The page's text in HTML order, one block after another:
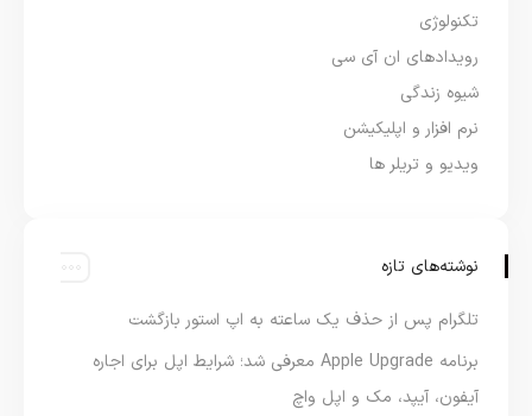
تکنولوژی
رویدادهای ان آی سی
شیوه زندگی
نرم افزار و اپلیکیشن
ویدیو و تریلر ها
نوشته‌های تازه
تلگرام پس از حذف یک ساعته به اپ استور بازگشت
برنامه Apple Upgrade معرفی شد؛ شرایط اپل برای اجاره
آیفون، آیپد، مک و اپل واچ